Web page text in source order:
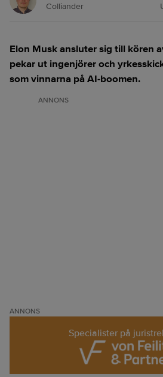
Colliander
Elon Musk ansluter sig till kören
pekar ut ingenjörer och
som vinnarna på AI-boomen.
ANNONS
ANNONS
Specialister på